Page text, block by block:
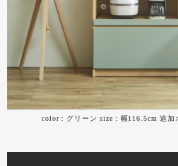
color：グリーン size：幅116.5cm 追加